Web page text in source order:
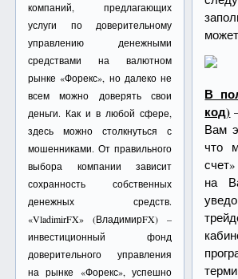
компаний, предлагающих
услуги по доверительному
управлению денежными
средствами на валютном
рынке «Форекс», но далеко не
всем можно доверять свои
деньги. Как и в любой сфере,
здесь можно столкнуться с
мошенниками. От правильного
выбора компании зависит
сохранность собственных
денежных средств.
«VladimirFX» (ВладимирFX) –
инвестиционный фонд
доверительного управления
на рынке «Форекс», успешно
В
код)
Вам
что
на